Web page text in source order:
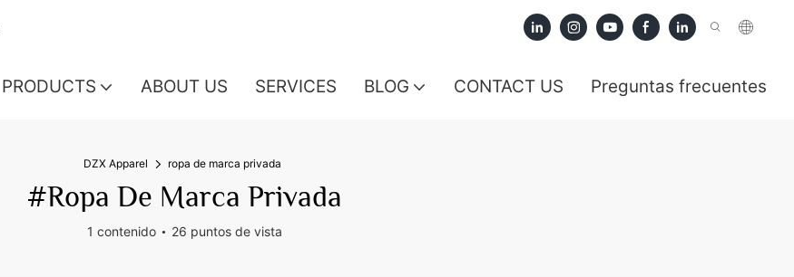
PRODUCTS ABOUT US SERVICES BLOG CONTACT US Preguntas frecuentes
DZX Apparel ropa de marca privada
#ropa De Marca Privada
1 contenido 26 puntos de vista